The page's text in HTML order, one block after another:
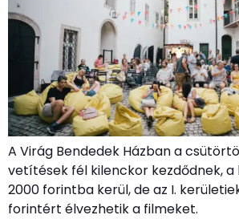
A Virág Bendedek Házban a
vetítések fél kilenckor kezdődnek,
2000 forintba kerül, de az I.
forintért élvezhetik a filmeket.